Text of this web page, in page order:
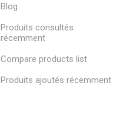
Blog
Produits consultés
récemment
Compare products list
Produits ajoutés récemment